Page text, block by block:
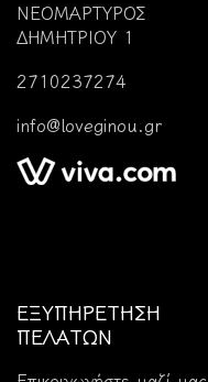
ΝΕΟΜΑΡΤΥΡΟΣ
ΔΗΜΗΤΡΙΟΥ 1
2710237274
info@loveginou.gr
ΕΞΥΠΗΡΕΤΗΣΗ
ΠΕΛΑΤΩΝ